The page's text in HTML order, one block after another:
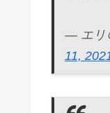
— エリ
11,